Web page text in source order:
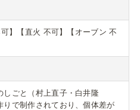
】【直火 不可】【オーブン 不
ごと（村上直子・白井隆
で制作されており、個体差が